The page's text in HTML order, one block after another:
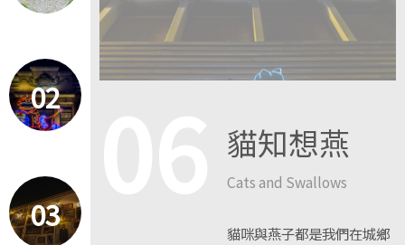
02
03
貓知想燕
Cats and Swallows
貓咪與燕子都是我們在城鄉